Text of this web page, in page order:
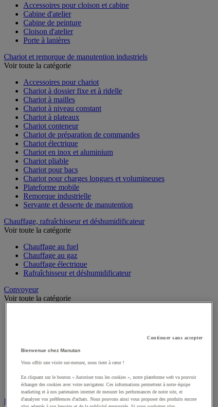
Accessoires pour cloison et cabine
Cabine d'atelier
Cabine de peinture
Cloison d'atelier
Porte à lanières
Chariot et remorque de manutention industriels
Voir toute la catégorie
Accessoires pour chariot
Chariot à dossier fixe et à ridelle
Chariot à mailles
Chariot à niveau constant
Chariot à plateaux
Chariot conteneur
Chariot de préparation de commandes
Chariot électrique
Chariot en inox et aluminium
Chariot pliable
Chariot pour bacs
Chariot pour charges longues et volumineuses
Plateforme mobile
Remorque industrielle
Servante et desserte de manutention
Chauffage, rafraîchisseur et déshumidificateur
Voir toute la catégorie
Chauffage au fuel
Chauffage au gaz
Chauffage électrique
Rafraîchisseur et déshumidificateur
Convoyeur
Voir toute la catégorie
Convoyeur motorisé à bande
Rail et barrette de manutention
Rouleau de manutention et galet pour convoyeur
Table à billes
Diable
Continuer sans accepter
Bienvenue chez Manutan
Vous offrir une visite sur-mesure, nous tient à cœur !
En cliquant sur le bouton « Autoriser tous les cookies », notre plateforme web va pouvoir
échanger des cookies avec votre navigateur. Ces informations permettent à notre équipe
marketing et à nos partenaires internet de mesurer les performances de notre site, et
d'analyser vos préférences d'achats. Nous pouvons ainsi vous proposer des produits encore